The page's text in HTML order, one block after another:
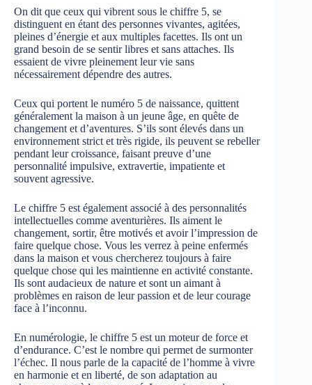
On dit que ceux qui vibrent sous le chiffre 5, se
distinguent en étant des personnes vivantes, agitées,
pleines d’énergie et aux multiples facettes. Ils ont un
grand besoin de se sentir libres et sans attaches. Ils
essaient de vivre pleinement leur vie sans
nécessairement dépendre des autres.
Ceux qui portent le numéro 5 de naissance, quittent
généralement la maison à un jeune âge, en quête de
changement et d’aventures. S’ils sont élevés dans un
environnement strict et très rigide, ils peuvent se rebeller
pendant leur croissance, faisant preuve d’une
personnalité impulsive, extravertie, impatiente et
souvent agressive.
Le chiffre 5 est également associé à des personnalités
intellectuelles comme aventurières. Ils aiment le
changement, sortir, être motivés et avoir l’impression de
faire quelque chose. Vous les verrez à peine enfermés
dans la maison et vous chercherez toujours à faire
quelque chose qui les maintienne en activité constante.
Ils sont audacieux de nature et sont un aimant à
problèmes en raison de leur passion et de leur courage
face à l’inconnu.
En numérologie, le chiffre 5 est un moteur de force et
d’endurance. C’est le nombre qui permet de surmonter
l’échec. Il nous parle de la capacité de l’homme à vivre
en harmonie et en liberté, de son adaptation au